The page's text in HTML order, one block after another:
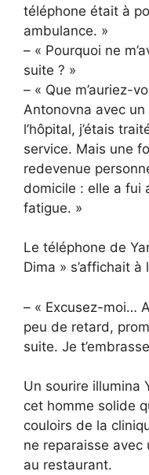
téléphone était à
ambulance. »
– « Pourquoi ne
suite ? »
– « Que m’auriez-
Antonovna avec
l’hôpital, j’étais
service. Mais une
redevenue
domicile : elle a fui
fatigue. »
Le téléphone de
Dima » s’affichait à
– « Excusez-moi…
peu de retard,
suite. Je
Un sourire illumina
cet homme solide
couloirs de la
ne reparaisse
au restaurant.